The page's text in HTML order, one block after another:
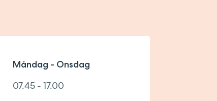
Måndag - Onsdag
07.45 - 17.00